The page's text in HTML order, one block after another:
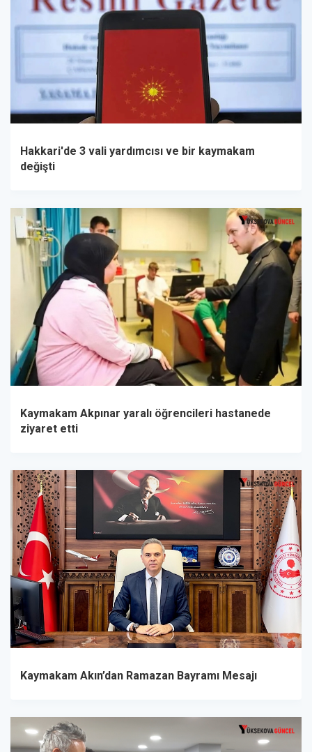
Hakkari'de 3 vali yardımcısı ve bir kaymakam
değişti
Kaymakam Akpınar yaralı öğrencileri hastanede
ziyaret etti
Kaymakam Akın’dan Ramazan Bayramı Mesajı